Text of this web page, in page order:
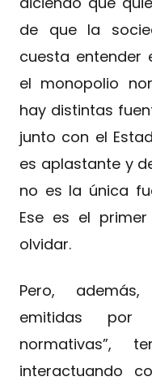
de que la
cuesta entender
el monopolio
hay distintas
junto con el
es aplastante y
no es la única
Ese es el
olvidar.
Pero,
emitidas por
normativas”,
interactuando